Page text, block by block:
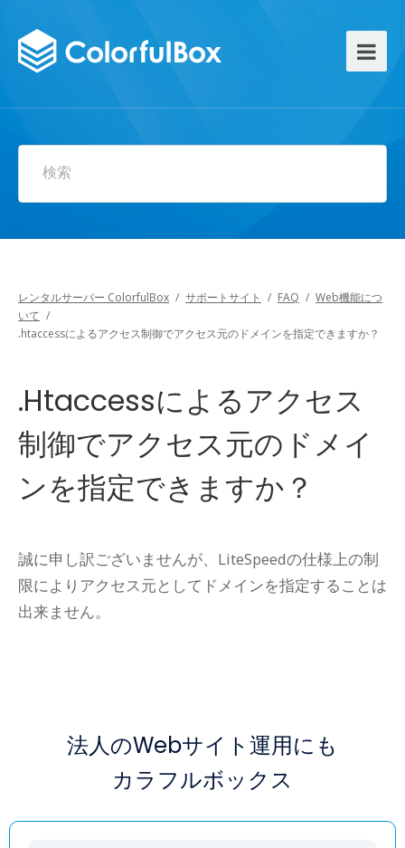
検索
レンタルサーバー ColorfulBox / サポートサイト / FAQ / Web機能につ
いて /
.htaccessによるアクセス制御でアクセス元のドメインを指定できますか？
.htaccessによるアクセス
制御でアクセス元のドメイ
ンを指定できますか？
誠に申し訳ございませんが、LiteSpeedの仕様上の制
限によりアクセス元としてドメインを指定することは
出来ません。
法人のWebサイト運用にも
カラフルボックス